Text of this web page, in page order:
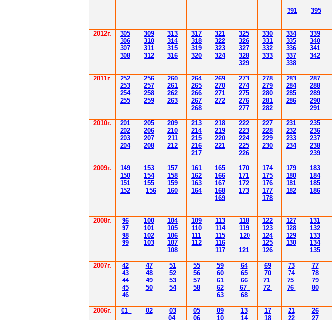
391
395
2012г. 305
306
307
308
309
310
311
312
313
314
315
316
317
318
319
320
321
322
323
324
325
326
327
328
329
330
331
332
333
334
335
336
337
338
339
340
341
342
2011г.
252
253
254
255
256
257
258
259
260
261
262
263
264
265
266
267
268
269
270
271
272
273
274
275
276
277
278
279
280
281
282
283
284
285
286
287
288
289
290
291
2010г.
201
202
203
204
205
206
207
208
209
210
211
212
213
214
215
216
217
218
219
220
221
222
223
224
225
226
227
228
229
230
231
232
233
234
235
236
237
238
239
2009г.
149
150
151
152
153
154
155
156
157
158
159
160
161
162
163
164
165
166
167
168
169
170
171
172
173
174
175
176
177
178
179
180
181
182
183
184
185
186
2008г.
96
97
98
99
100
101
102
103
104
105
106
107
108
109
110
111
112
113
114
115
116
117
118
119
120
121
122
123
124
125
126
127
128
129
130
131
132
133
134
135
2007г.
42
43
44
45
46
47
48
49
50
51
52
53
54
55
56
57
58
59
60
61
62
63
64
65
66
67
68
69
70
71
72
73
74
75
76
77
78
79
80
2006г. 01 02
03
04
05
06
09
10
13
14
17
18
21
22
26
27